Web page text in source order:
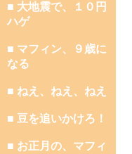
■ 大地震で、１０円
ハゲ
■ マフィン、９歳に
なる
■ ねえ、ねえ、ねえ
■ 豆を追いかけろ！
■ お正月の、マフィ